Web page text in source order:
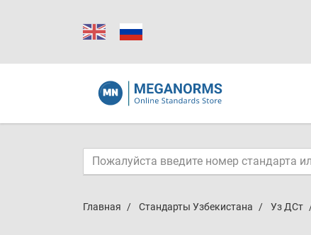
Главная Стандарты Узбекистана Уз ДСт